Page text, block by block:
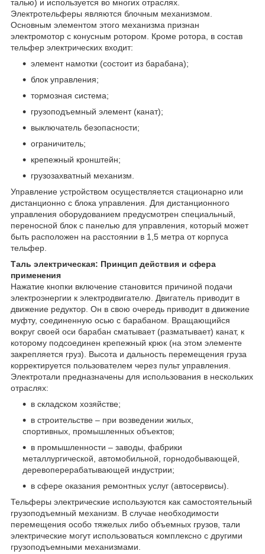
талью) и используется во многих отраслях.
Электротельферы являются блочным механизмом.
Основным элементом этого механизма признан
электромотор с конусным ротором. Кроме ротора, в состав
тельфер электрических входит:
элемент намотки (состоит из барабана);
блок управления;
тормозная система;
грузоподъемный элемент (канат);
выключатель безопасности;
ограничитель;
крепежный кронштейн;
грузозахватный механизм.
Управление устройством осуществляется стационарно или
дистанционно с блока управления. Для дистанционного
управления оборудованием предусмотрен специальный,
переносной блок с панелью для управления, который может
быть расположен на расстоянии в 1,5 метра от корпуса
тельфер.
Таль электрическая: Принцип действия и сфера
применения
Нажатие кнопки включение становится причиной подачи
электроэнергии к электродвигателю. Двигатель приводит в
движение редуктор. Он в свою очередь приводит в движение
муфту, соединенную осью с барабаном. Вращающийся
вокруг своей оси барабан сматывает (разматывает) канат, к
которому подсоединен крепежный крюк (на этом элементе
закрепляется груз). Высота и дальность перемещения груза
корректируется пользователем через пульт управления.
Электротали предназначены для использования в нескольких
отраслях:
в складском хозяйстве;
в строительстве – при возведении жилых,
спортивных, промышленных объектов;
в промышленности – заводы, фабрики
металлургической, автомобильной, горнодобывающей,
деревоперерабатывающей индустрии;
в сфере оказания ремонтных услуг (автосервисы).
Тельферы электрические используются как самостоятельный
грузоподъемный механизм. В случае необходимости
перемещения особо тяжелых либо объемных грузов, тали
электрические могут использоваться комплексно с другими
грузоподъемными механизмами.